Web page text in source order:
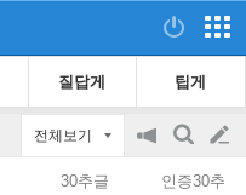
질답게 팁게
전체보기
공
검
색
글
30추글 인증30추